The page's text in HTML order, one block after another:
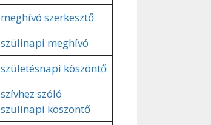
meghívó szerkesztő
szülinapi meghívó
születésnapi köszöntő
szívhez szóló
szülinapi köszöntő